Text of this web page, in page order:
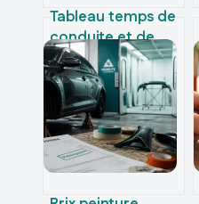
Tableau temps de
conduite et de
repos : règles,
durées et
exemples clairs